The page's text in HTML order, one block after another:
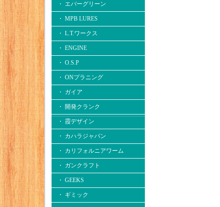
・ エバーグリーン
・ MPB LURES
・ L.T.ワークス
・ ENGINE
・ O.S.P
・ ONプラニング
・ ガイア
・ 開発クランク
・ 霞デザイン
・ カハラジャパン
・ カリフォルニアワーム
・ ガンクラフト
・ GEEKS
・ ギミック